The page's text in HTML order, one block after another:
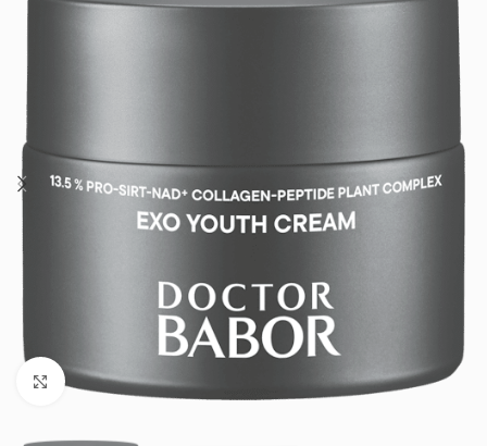
Klik om te vergroten